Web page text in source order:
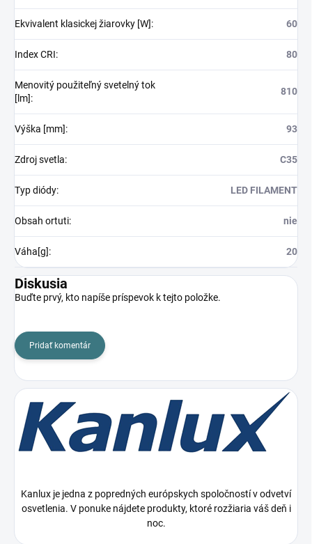
Ekvivalent klasickej žiarovky [W]: 60
Index CRI: 80
Menovitý použiteľný svetelný tok
[lm]:
810
Výška [mm]: 93
Zdroj svetla: C35
Typ diódy: LED FILAMENT
Obsah ortuti: nie
Váha[g]: 20
Diskusia
Buďte prvý, kto napíše príspevok k tejto položke.
Pridať komentár
Kanlux je jedna z popredných európskych spoločností v odvetví
osvetlenia. V ponuke nájdete produkty, ktoré rozžiaria váš deň i
noc.